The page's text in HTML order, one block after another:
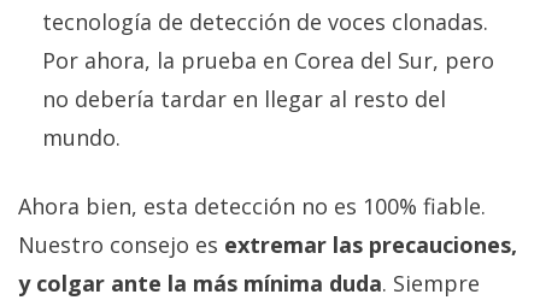
tecnología de detección de voces clonadas.
Por ahora, la prueba en Corea del Sur, pero
no debería tardar en llegar al resto del
mundo.
Ahora bien, esta detección no es 100% fiable.
Nuestro consejo es extremar las precauciones,
y colgar ante la más mínima duda. Siempre